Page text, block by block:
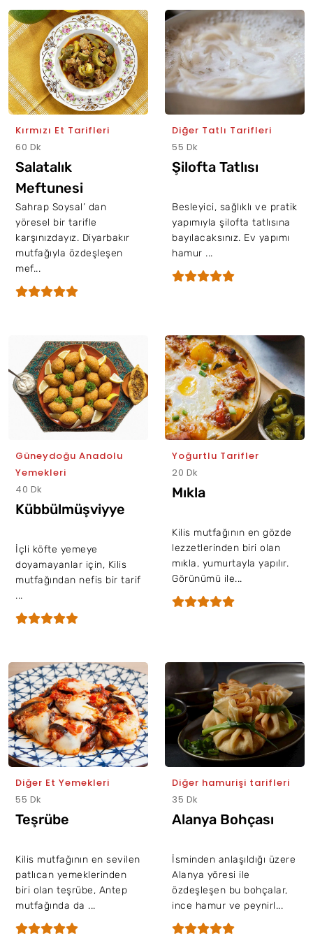
Kırmızı Et Tarifleri
60 Dk
Salatalık
Meftunesi
Sahrap Soysal’ dan
yöresel bir tarifle
karşınızdayız. Diyarbakır
mutfağıyla özdeşleşen
mef...
Diğer Tatlı Tarifleri
55 Dk
Şilofta Tatlısı
Besleyici, sağlıklı ve pratik
yapımıyla şilofta tatlısına
bayılacaksınız. Ev yapımı
hamur ...
Güneydoğu Anadolu
Yemekleri
40 Dk
Kübbülmüşviyye
İçli köfte yemeye
doyamayanlar için, Kilis
mutfağından nefis bir tarif
...
Yoğurtlu Tarifler
20 Dk
Mıkla
Kilis mutfağının en gözde
lezzetlerinden biri olan
mıkla, yumurtayla yapılır.
Görünümü ile...
Diğer Et Yemekleri
55 Dk
Teşrübe
Kilis mutfağının en sevilen
patlıcan yemeklerinden
biri olan teşrübe, Antep
mutfağında da ...
Diğer hamurişi tarifleri
35 Dk
Alanya Bohçası
İsminden anlaşıldığı üzere
Alanya yöresi ile
özdeşleşen bu bohçalar,
ince hamur ve peynirl...